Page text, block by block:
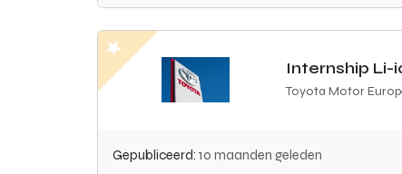
Internship Li-
Toyota Motor
Gepubliceerd: 10 maanden geleden